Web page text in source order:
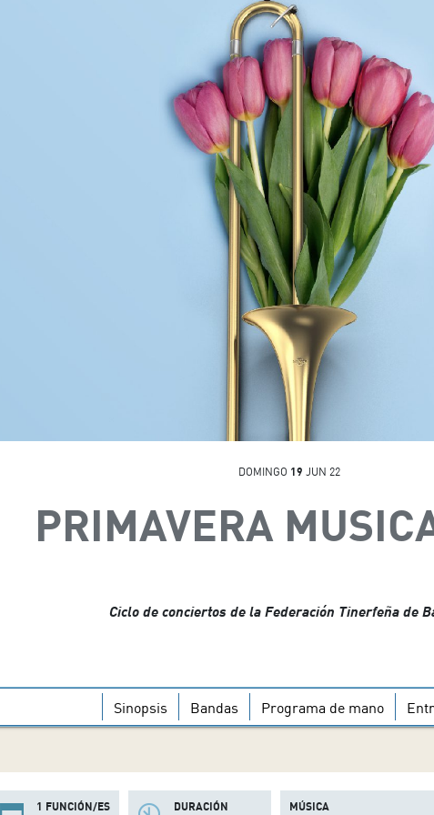
DOMINGO 19 JUN 22
PRIMAVERA
Ciclo de conciertos de la Federación Tinerfeña de
Sinopsis Bandas Programa de mano
1 FUNCIÓN/ES
DURACIÓN
MÚSICA